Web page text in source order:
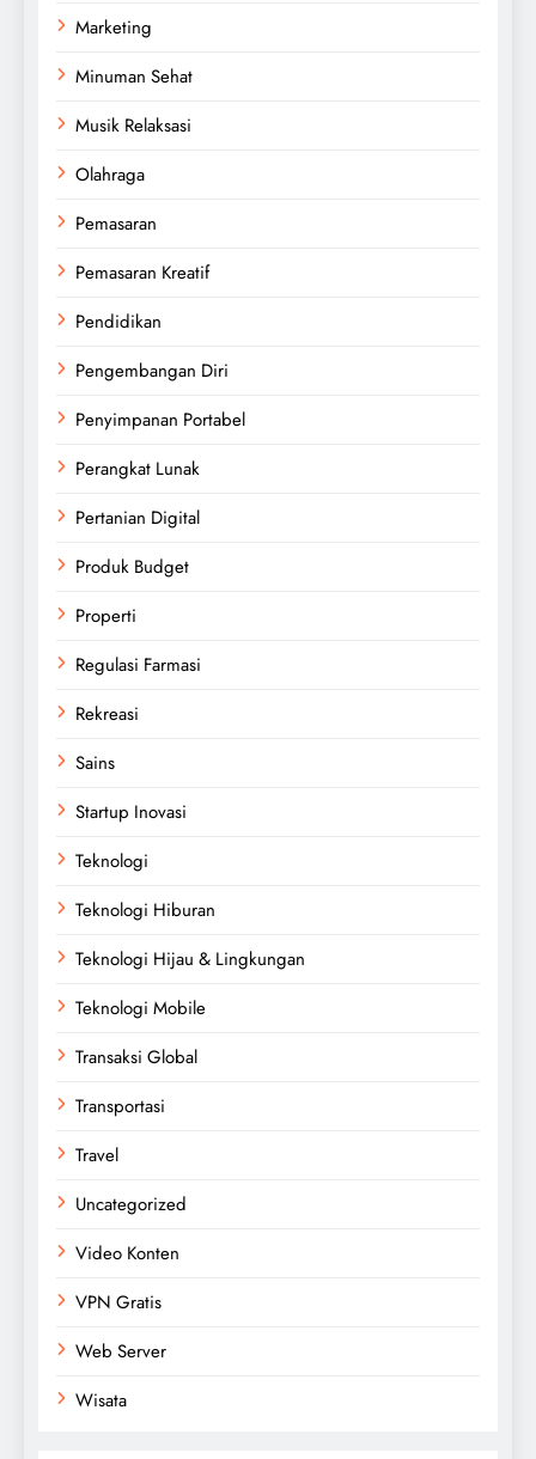
Marketing
Minuman Sehat
Musik Relaksasi
Olahraga
Pemasaran
Pemasaran Kreatif
Pendidikan
Pengembangan Diri
Penyimpanan Portabel
Perangkat Lunak
Pertanian Digital
Produk Budget
Properti
Regulasi Farmasi
Rekreasi
Sains
Startup Inovasi
Teknologi
Teknologi Hiburan
Teknologi Hijau & Lingkungan
Teknologi Mobile
Transaksi Global
Transportasi
Travel
Uncategorized
Video Konten
VPN Gratis
Web Server
Wisata